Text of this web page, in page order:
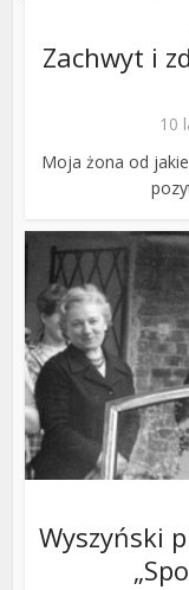
Zachwyt i
10
Moja żona od
Wyszyński